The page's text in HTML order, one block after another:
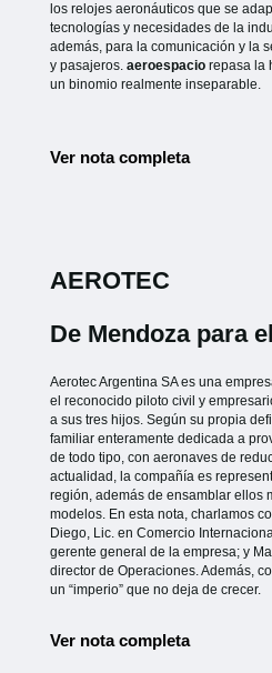
los relojes aeronáuticos que se
tecnologías y necesidades de la
además, para la comunicación y la
y pasajeros. aeroespacio repasa la
un binomio realmente inseparable.
Ver nota completa
AEROTEC
De Mendoza para
Aerotec Argentina SA es una
el reconocido piloto civil y
a sus tres hijos. Según su propia
familiar enteramente dedicada a
de todo tipo, con aeronaves de
actualidad, la compañía es
región, además de ensamblar ellos
modelos. En esta nota, charlamos
Diego, Lic. en Comercio
gerente general de la empresa; y
director de Operaciones. Además,
un “imperio” que no deja de crecer.
Ver nota completa